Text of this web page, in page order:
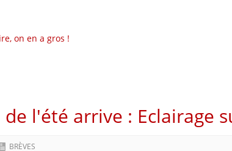
on en a gros !
de l'été arrive : Eclairage
BRÈVES